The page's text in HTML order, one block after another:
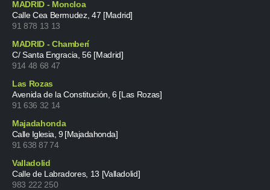
MADRID - Moncloa
Calle Cea Bermudez, 47 [Madrid]
91 878 13 13
MADRID - Chamberí
C/ Santa Engracia, 56 [Madrid]
914 48 68 47
Las Rozas
Avenida de la Constitución, 6 [Las Rozas]
91 636 32 14
Majadahonda
Calle Iglesia, 9 [Majadahonda]
91 638 87 74
Valladolid
Calle de Labradores, 13 [Valladolid]
983 222 250